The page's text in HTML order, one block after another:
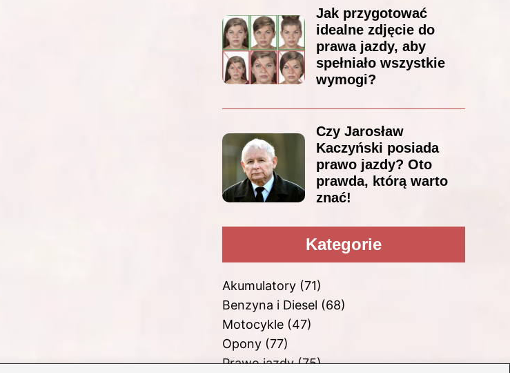
Jak przygotować
idealne zdjęcie do
prawa jazdy, aby
spełniało wszystkie
wymogi?
Czy Jarosław
Kaczyński posiada
prawo jazdy? Oto
prawda, którą warto
znać!
Kategorie
Akumulatory(71)
Benzyna i Diesel (68)
Motocykle(47)
Opony(77)
Prawo jazdy(75)